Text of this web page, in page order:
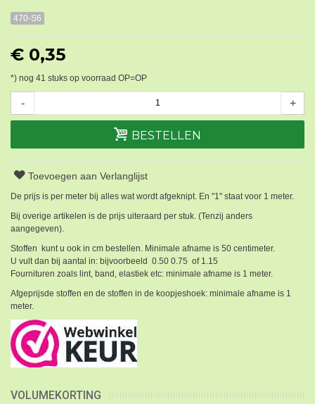
470-S6
€ 0,35
*) nog 41 stuks op voorraad OP=OP
- +
BESTELLEN
Toevoegen aan Verlanglijst
De prijs is per meter bij alles wat wordt afgeknipt. En "1" staat voor 1 meter.
Bij overige artikelen is de prijs uiteraard per stuk. (Tenzij anders
aangegeven).
Stoffen kunt u ook in cm bestellen. Minimale afname is 50 centimeter.
U vult dan bij aantal in: bijvoorbeeld 0.50 0.75 of 1.15
Fournituren zoals lint, band, elastiek etc: minimale afname is 1 meter.
Afgeprijsde stoffen en de stoffen in de koopjeshoek: minimale afname is 1
meter.
VOLUMEKORTING